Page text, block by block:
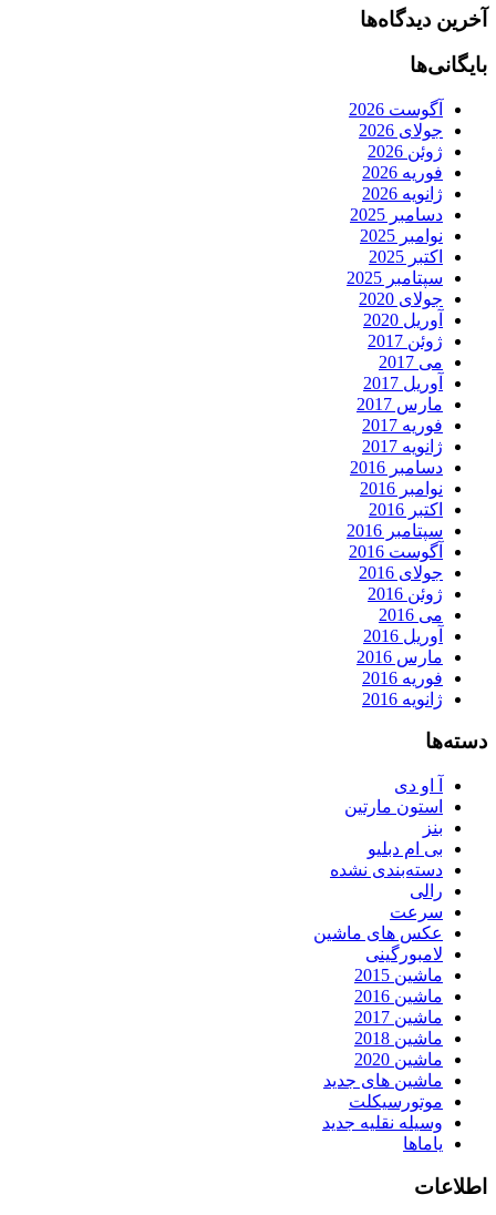
آخرین دیدگاه‌ها
بایگانی‌ها
آگوست 2026
جولای 2026
ژوئن 2026
فوریه 2026
ژانویه 2026
دسامبر 2025
نوامبر 2025
اکتبر 2025
سپتامبر 2025
جولای 2020
آوریل 2020
ژوئن 2017
می 2017
آوریل 2017
مارس 2017
فوریه 2017
ژانویه 2017
دسامبر 2016
نوامبر 2016
اکتبر 2016
سپتامبر 2016
آگوست 2016
جولای 2016
ژوئن 2016
می 2016
آوریل 2016
مارس 2016
فوریه 2016
ژانویه 2016
دسته‌ها
آ او دی
استون مارتین
بنز
بی ام دبلیو
دسته‌بندی نشده
رالی
سرعت
عکس های ماشین
لامبورگینی
ماشین 2015
ماشین 2016
ماشین 2017
ماشین 2018
ماشین 2020
ماشین های جدید
موتورسیکلت
وسیله نقلیه جدید
یاماها
اطلاعات